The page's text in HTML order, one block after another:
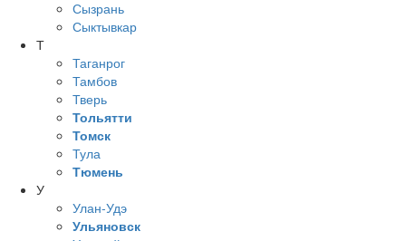
Сызрань
Сыктывкар
Т
Таганрог
Тамбов
Тверь
Тольятти
Томск
Тула
Тюмень
У
Улан-Удэ
Ульяновск